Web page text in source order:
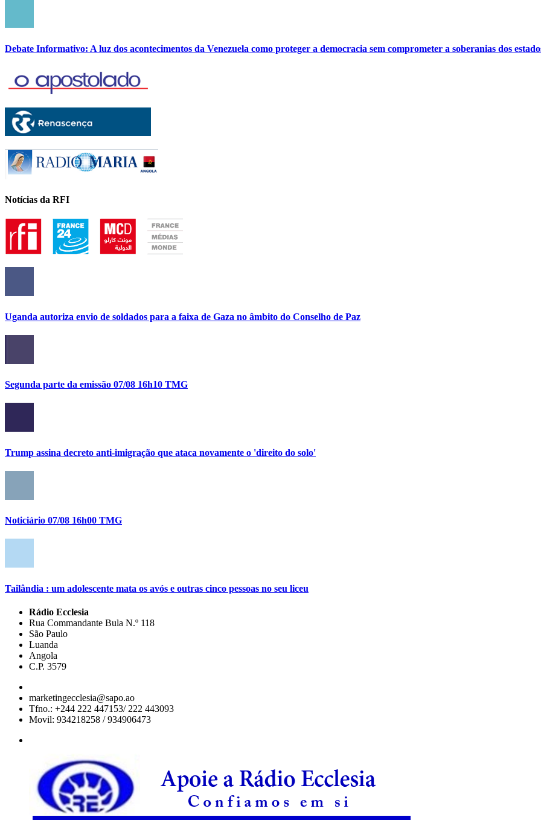
Debate Informativo: A luz dos acontecimentos da Venezuela como proteger a democracia sem comprometer a soberanias dos
Notícias da RFI
Uganda autoriza envio de soldados para a faixa de Gaza no âmbito do Conselho de Paz
Segunda parte da emissão 07/08 16h10 TMG
Trump assina decreto anti-imigração que ataca novamente o 'direito do solo'
Noticiário 07/08 16h00 TMG
Tailândia : um adolescente mata os avós e outras cinco pessoas no seu liceu
Rádio Ecclesia
Rua Commandante Bula N.º 118
São Paulo
Luanda
Angola
C.P. 3579
marketingecclesia@sapo.ao
Tfno.: +244 222 447153/ 222 443093
Movil: 934218258 / 934906473